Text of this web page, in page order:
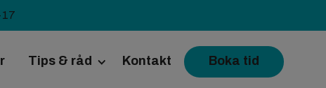
17
Tips & råd Kontakt Boka tid